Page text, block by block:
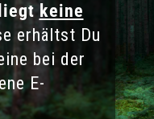
liegt keine
erhältst Du
bei der
E-